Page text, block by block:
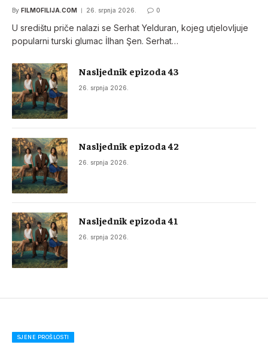
By FILMOFILIJA.COM 26. srpnja 2026. 0
U središtu priče nalazi se Serhat Yelduran, kojeg utjelovljuje
popularni turski glumac İlhan Şen. Serhat…
Nasljednik epizoda 43
26. srpnja 2026.
Nasljednik epizoda 42
26. srpnja 2026.
Nasljednik epizoda 41
26. srpnja 2026.
SJENE PROŠLOSTI